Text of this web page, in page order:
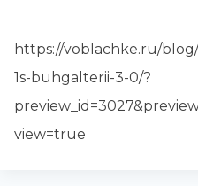
https://voblachke.ru/
1s-buhgalterii-3-0/?
view=true